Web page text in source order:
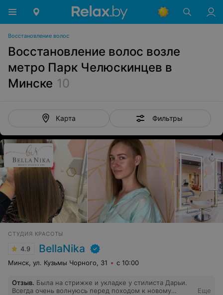
Восстановление волос
Восстановление волос возле
метро Парк Челюскинцев в
Минске 10
Карта Фильтры
СТУДИЯ КРАСОТЫ
4.9 BellaNika
Минск, ул. Кузьмы Чорного, 31 с 10:00
Отзыв. Была на стрижке и укладке у стилиста Дарьи.
Всегда очень волнуюсь перед походом к новому
Еще